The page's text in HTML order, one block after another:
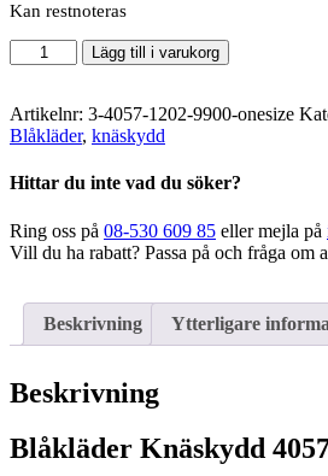
Kan restnoteras
Blåkläder
-
4057
mängd
Lägg till i varukorg
Artikelnr: 3-4057-1202-9900-onesize
Blåkläder, knäskydd
Hittar du inte vad du söker?
Ring oss på 08-530 609 85 eller mejla på
Vill du ha rabatt? Passa på och fråga om
Beskrivning Ytterligare
Beskrivning
Blåkläder Knäskydd